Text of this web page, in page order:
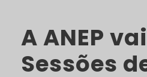
A ANEP
Sessões